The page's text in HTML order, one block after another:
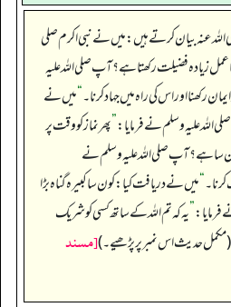
اللہ عنہ بیان کرتے ہیں: میں نے نبی اکرم صلی
زیادہ فضیلت رکھتا ہے؟ آپ صلی اللہ علیہ
ایمان رکھنا اور اس کی راہ میں جہاد کرنا۔“میں نے
علیہ وسلم نے فرمایا:”پھر نماز کو وقت پر
ہے؟ آپ صلی اللہ علیہ وسلم نے
“میں نے دریافت کیا: کون سا کبیرہ گناہ بڑا
”یہ کہ تم اللہ کے ساتھ کسی کو شریک
(مکمل حدیث اس نمبر پر پڑھیے۔)[مسند